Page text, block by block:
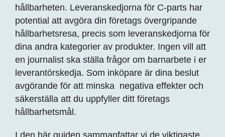
hållbarheten. Leveranskedjorna för C-parts har
potential att avgöra din företags övergripande
hållbarhetsresa, precis som leveranskedjorna för
dina andra kategorier av produkter. Ingen vill att
en journalist ska ställa frågor om barnarbete i er
leverantörskedja. Som inköpare är dina beslut
avgörande för att minska negativa effekter och
säkerställa att du uppfyller ditt företags
hållbarhetsmål.
I den här guiden sammanfattar vi de viktigaste